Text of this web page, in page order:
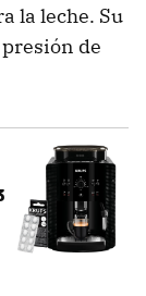
la leche. Su
de